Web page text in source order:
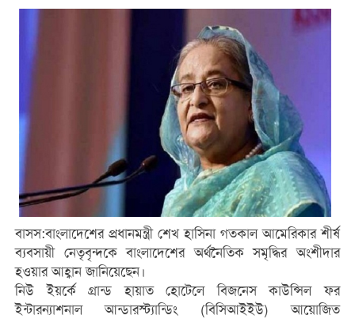
বাসস:বাংলাদেশের প্রধানমন্ত্রী শেখ হাসিনা গতকাল আমেরিকার শীর্ষ
ব্যবসায়ী নেতৃবৃন্দকে বাংলাদেশের অর্থনৈতিক সমৃদ্ধির অংশীদার
হওয়ার আহ্বান জানিয়েছেন।
নিউ ইয়র্কে গ্রান্ড হায়াত হোটেলে বিজনেস কাউন্সিল ফর
ইন্টারন্যাশনাল আন্ডারস্ট্যান্ডিং (বিসিআইইউ) আয়োজিত